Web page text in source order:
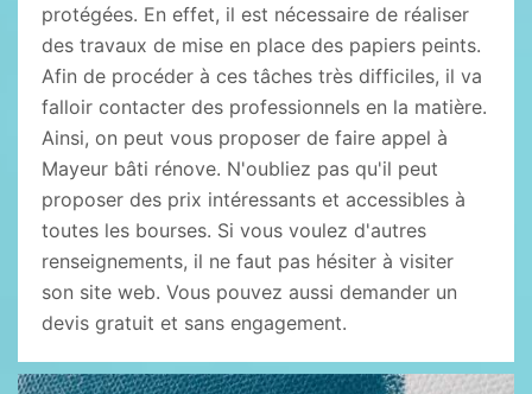
protégées. En effet, il est nécessaire de réaliser
des travaux de mise en place des papiers peints.
Afin de procéder à ces tâches très difficiles, il va
falloir contacter des professionnels en la matière.
Ainsi, on peut vous proposer de faire appel à
Mayeur bâti rénove. N'oubliez pas qu'il peut
proposer des prix intéressants et accessibles à
toutes les bourses. Si vous voulez d'autres
renseignements, il ne faut pas hésiter à visiter
son site web. Vous pouvez aussi demander un
devis gratuit et sans engagement.